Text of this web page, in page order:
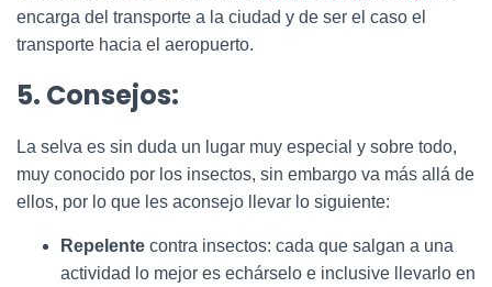
encarga del transporte a la ciudad y de ser el caso el
transporte hacia el aeropuerto.
5. Consejos:
La selva es sin duda un lugar muy especial y sobre todo,
muy conocido por los insectos, sin embargo va más allá de
ellos, por lo que les aconsejo llevar lo siguiente:
Repelente contra insectos: cada que salgan a una
actividad lo mejor es echárselo e inclusive llevarlo en